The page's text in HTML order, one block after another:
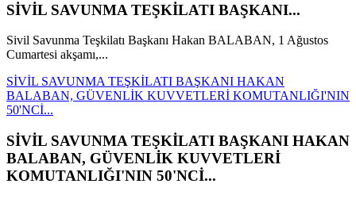
SİVİL SAVUNMA TEŞKİLATI BAŞKANI...
Sivil Savunma Teşkilatı Başkanı Hakan BALABAN, 1 Ağustos
Cumartesi akşamı,...
SİVİL SAVUNMA TEŞKİLATI BAŞKANI HAKAN
BALABAN, GÜVENLİK KUVVETLERİ KOMUTANLIĞI'NIN
50'NCİ...
SİVİL SAVUNMA TEŞKİLATI BAŞKANI HAKAN
BALABAN, GÜVENLİK KUVVETLERİ
KOMUTANLIĞI'NIN 50'NCİ...